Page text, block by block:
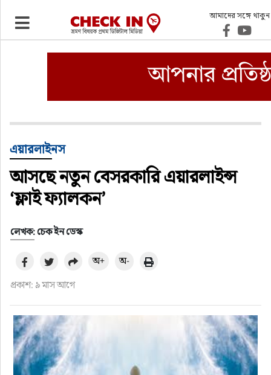
আমাদের সঙ্গে থাকুন
ভ্রমণ
ওটিএ
হোটেল-মোটেল-রিসোর্ট
বিদেশযাত্রা
প্রবাস
ফুড
হজ-ওমরাহ
ভিডিও
এয়ারলাইনস
আসছে নতুন বেসরকারি এয়ারলাইন্স
‘ফ্লাই ফ্যালকন’
লেখক: চেক ইন ডেস্ক
প্রকাশ: ৯ মাস আগে
অ+ অ-